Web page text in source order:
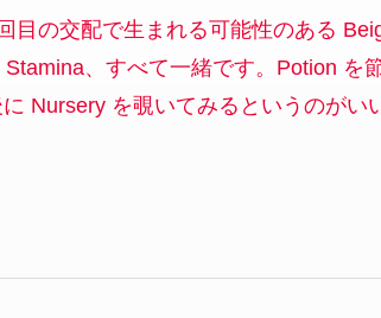
目の交配で生まれる可能性のある
、すべて一緒です。Potion を
Nursery を覗いてみるというのがい